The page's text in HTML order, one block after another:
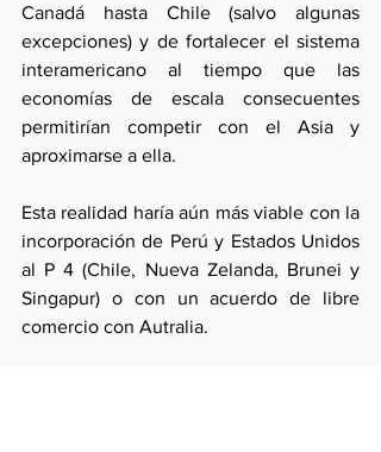
Canadá hasta Chile (salvo algunas
excepciones) y de fortalecer el sistema
interamericano al tiempo que las
economías de escala consecuentes
permitirían competir con el Asia y
aproximarse a ella.
Esta realidad haría aún más viable con la
incorporación de Perú y Estados Unidos
al P 4 (Chile, Nueva Zelanda, Brunei y
Singapur) o con un acuerdo de libre
comercio con Autralia.